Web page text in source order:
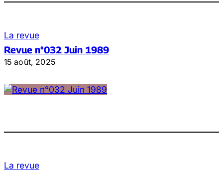
La revue
Revue n°032 Juin 1989
15 août, 2025
La revue